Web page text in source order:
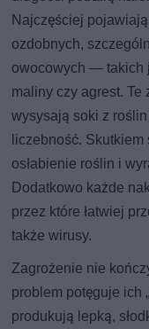
Najczęściej
ozdobnych,
owocowych — takich
maliny czy agrest.
wysysają soki z
liczebność. Skutkiem
osłabienie roślin i
Dodatkowo każde
przez które łatwiej
także wirusy.
Zagrożenie nie
problem potęguje ich
produkują lepką,